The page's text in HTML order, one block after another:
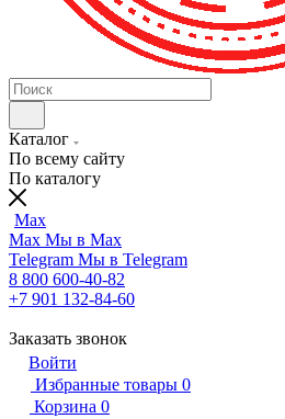
Каталог
По всему сайту
По каталогу
Max
Max Мы в Max
Telegram Мы в Telegram
8 800 600-40-82
+7 901 132-84-60
Заказать звонок
Войти
Избранные товары 0
Корзина 0